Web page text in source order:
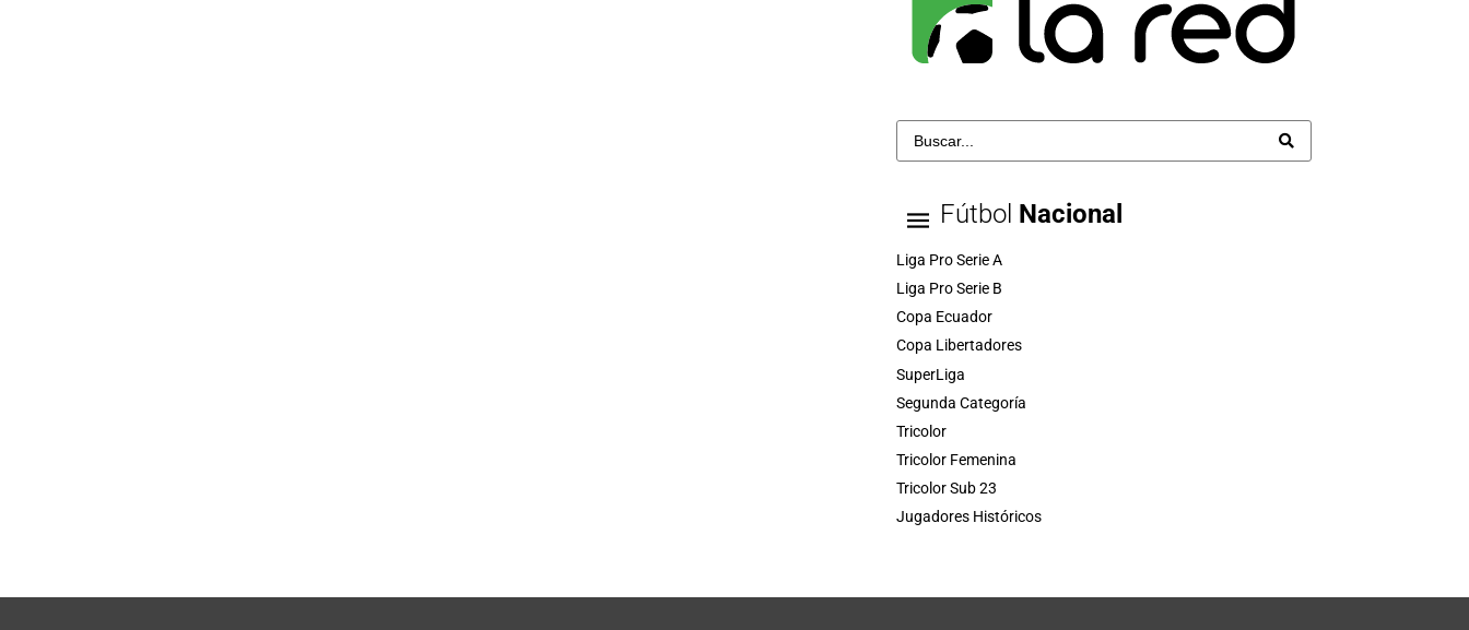
Fútbol Nacional
Liga Pro Serie A
Liga Pro Serie B
Copa Ecuador
Copa Libertadores
SuperLiga
Segunda Categoría
Tricolor
Tricolor Femenina
Tricolor Sub 23
Jugadores Históricos